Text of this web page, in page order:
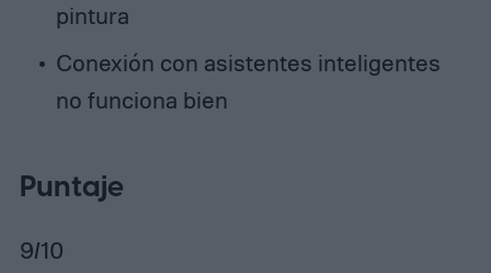
pintura
Conexión con asistentes inteligentes
no funciona bien
Puntaje
9/10